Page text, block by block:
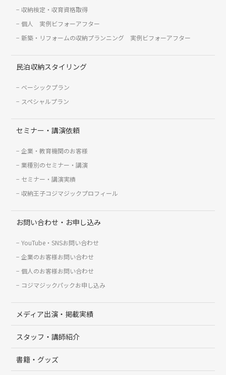
収納検定・収育資格取得
個人 実例ビフォーアフター
新築・リフォームの収納プランニング 実例ビフォーアフター
民泊収納スタイリング
ベーシックプラン
スペシャルプラン
セミナー・講演依頼
企業・教育機関のお客様
業種別のセミナー・講演
セミナー・講演実績
収納王子コジマジックプロフィール
お問い合わせ・お申し込み
YouTube・SNSお問い合わせ
企業のお客様お問い合わせ
個人のお客様お問い合わせ
コジマジックパックお申し込み
メディア出演・掲載実績
スタッフ・講師紹介
書籍・グッズ